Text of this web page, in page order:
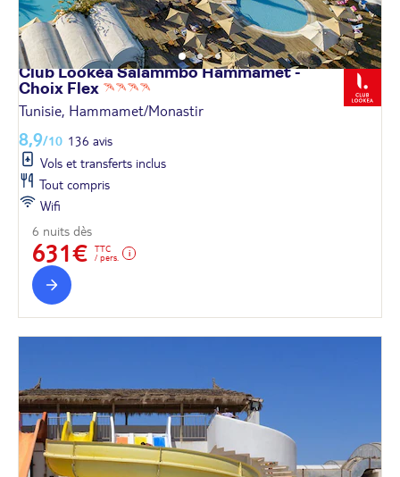
Club Lookéa Salammbo Hammamet -
Choix Flex
Tunisie, Hammamet/Monastir
8,9/10 136 avis
Vols et transferts inclus
Tout compris
Wifi
6 nuits dès
631€
TTC
/ pers.